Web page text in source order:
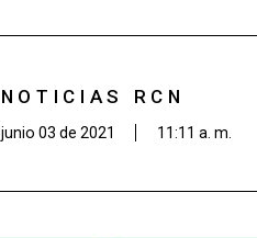
NOTICIAS RCN
junio 03 de 2021 11:11 a. m.